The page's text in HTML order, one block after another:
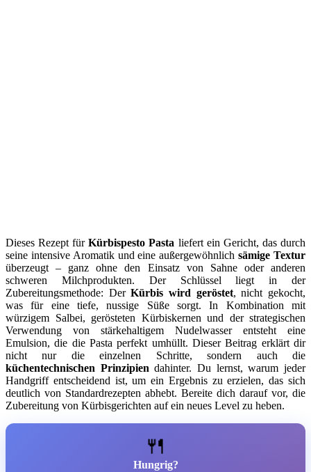
Dieses Rezept fürKürbispesto Pasta liefert ein Gericht, das durch
seine intensive Aromatik und eine außergewöhnlichsämige Textur
überzeugt – ganz ohne den Einsatz von Sahne oder anderen
schweren Milchprodukten. Der Schlüssel liegt in der
Zubereitungsmethode: DerKürbis wird geröstet, nicht gekocht,
was für eine tiefe, nussige Süße sorgt. In Kombination mit
würzigem Salbei, gerösteten Kürbiskernen und der strategischen
Verwendung von stärkehaltigem Nudelwasser entsteht eine
Emulsion, die die Pasta perfekt umhüllt. Dieser Beitrag erklärt dir
nicht nur die einzelnen Schritte, sondern auch die
küchentechnischen Prinzipiendahinter. Du lernst, warum jeder
Handgriff entscheidend ist, um ein Ergebnis zu erzielen, das sich
deutlich von Standardrezepten abhebt. Bereite dich darauf vor, die
Zubereitung von Kürbisgerichten auf ein neues Level zu heben.
🍴
Hungrig?